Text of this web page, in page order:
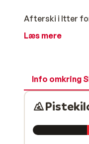
Afterski i Itter
Westendorf
således ét af
Scheffau, Söll,
620 til cirka
kilometer
rundt i området
Læs mere
Info omkring